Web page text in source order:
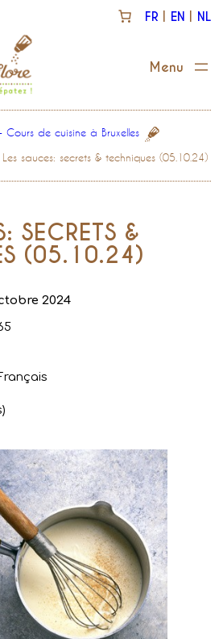
FR EN NL
Cours de cuisine à Bruxelles
Les sauces: secrets & techniques (05.10.24)
SECRETS &
(05.10.24)
2024